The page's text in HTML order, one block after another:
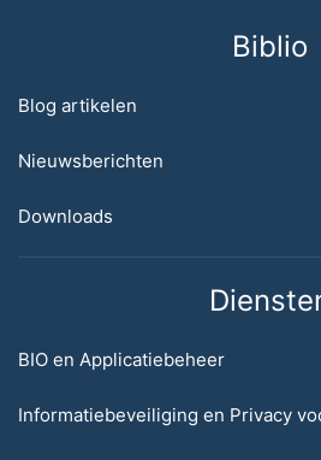
Biblio
Blog artikelen
Nieuwsberichten
Downloads
BIO en Applicatiebeheer
Informatiebeveiliging en Privacy